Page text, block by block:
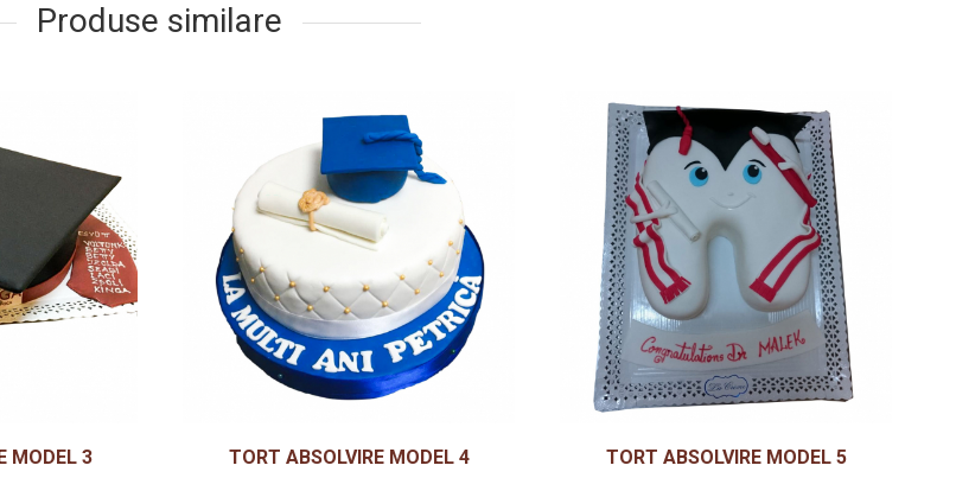
Produse similare
MODEL 3
TORT ABSOLVIRE MODEL 4
TORT ABSOLVIRE MODEL 5